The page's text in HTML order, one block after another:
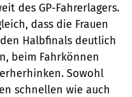
des GP-Fahrerlagers.
dass die Frauen
Halbfinals deutlich
beim Fahrkönnen
Sowohl
schnellen wie auch